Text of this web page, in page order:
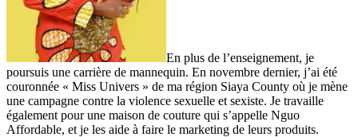
En plus de l’enseignement, je
poursuis une carrière de mannequin. En novembre dernier, j’ai été
couronnée « Miss Univers » de ma région Siaya County où je mène
une campagne contre la violence sexuelle et sexiste. Je travaille
également pour une maison de couture qui s’appelle Nguo
Affordable, et je les aide à faire le marketing de leurs produits.